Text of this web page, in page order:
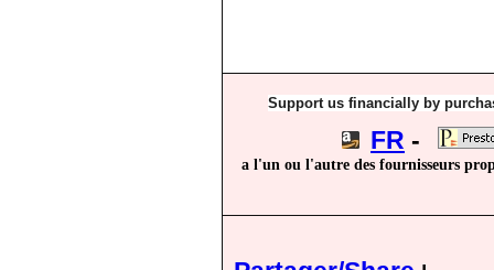
Support us financially by
FR -
a l'un ou l'autre des fournisseurs